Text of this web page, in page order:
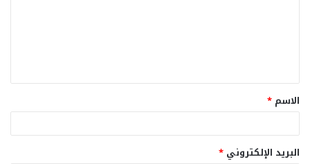
ق
*
الاسم *
البريد الإلكتروني *